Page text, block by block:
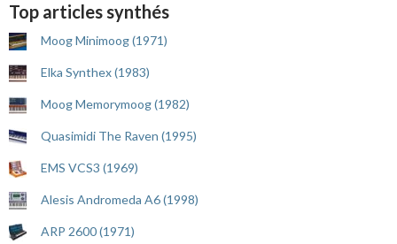
Top articles synthés
Moog Minimoog (1971)
Elka Synthex (1983)
Moog Memorymoog (1982)
Quasimidi The Raven (1995)
EMS VCS3 (1969)
Alesis Andromeda A6 (1998)
ARP 2600 (1971)